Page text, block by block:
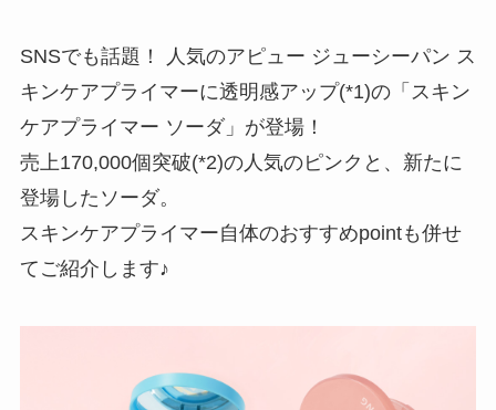
SNSでも話題！ 人気のアピュー ジューシーパン ス
キンケアプライマーに透明感アップ(*1)の「スキン
ケアプライマー ソーダ」が登場！
売上170,000個突破(*2)の人気のピンクと、新たに
登場したソーダ。
スキンケアプライマー自体のおすすめpointも併せ
てご紹介します♪